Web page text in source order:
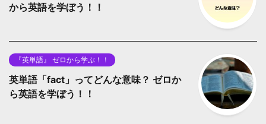
から英語を学ぼう！！
『英単語』 ゼロから学ぶ！！
英単語「fact」ってどんな意味？ ゼロか
ら英語を学ぼう！！